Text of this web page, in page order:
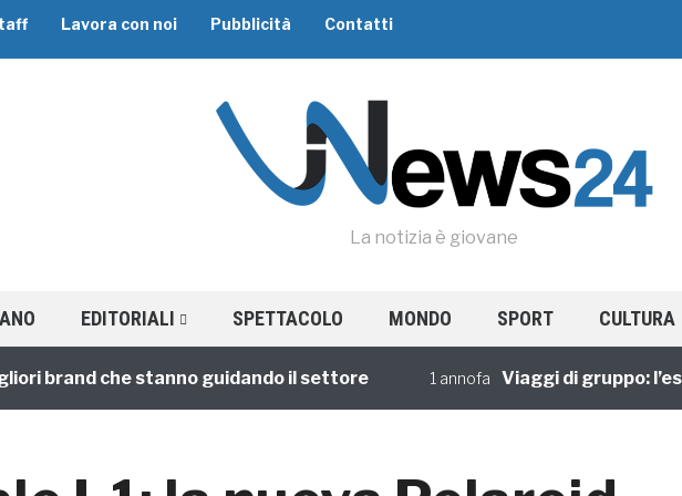
Lavora con noi Pubblicità Contatti
La notizia è giovane
EDITORIALI SPETTACOLO MONDO SPORT CULTURA
brand che stanno guidando il settore 1 annofa Viaggi di gruppo: